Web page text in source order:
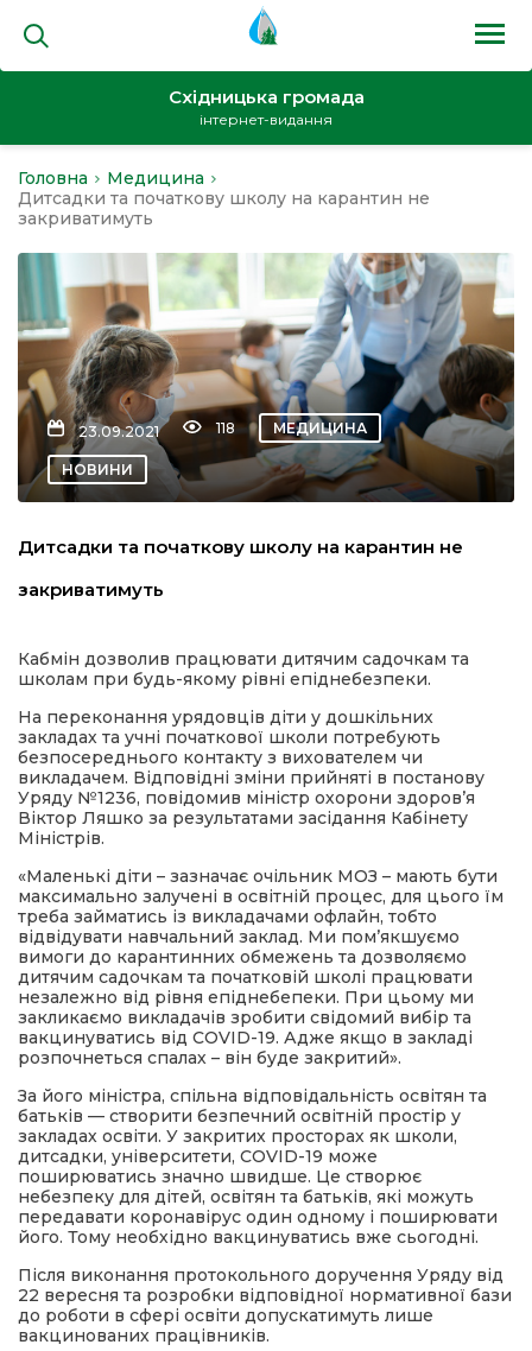
Східницька громада
інтернет-видання
Головна
Медицина
Дитсадки та початкову школу на карантин не
закриватимуть
23.09.2021 118 МЕДИЦИНА
НОВИНИ
Дитсадки та початкову школу на карантин не
закриватимуть
Кабмін дозволив працювати дитячим садочкам та
школам при будь-якому рівні епіднебезпеки.
На переконання урядовців діти у дошкільних
закладах та учні початкової школи потребують
безпосереднього контакту з вихователем чи
викладачем. Відповідні зміни прийняті в постанову
Уряду №1236, повідомив міністр охорони здоров’я
Віктор Ляшко за результатами засідання Кабінету
Міністрів.
«Маленькі діти – зазначає очільник МОЗ – мають бути
максимально залучені в освітній процес, для цього їм
треба займатись із викладачами офлайн, тобто
відвідувати навчальний заклад. Ми пом’якшуємо
вимоги до карантинних обмежень та дозволяємо
дитячим садочкам та початковій школі працювати
незалежно від рівня епіднебепеки. При цьому ми
закликаємо викладачів зробити свідомий вибір та
вакцинуватись від COVID-19. Адже якщо в закладі
розпочнеться спалах – він буде закритий».
За його міністра, спільна відповідальність освітян та
батьків — створити безпечний освітній простір у
закладах освіти. У закритих просторах як школи,
дитсадки, університети, COVID-19 може
поширюватись значно швидше. Це створює
небезпеку для дітей, освітян та батьків, які можуть
передавати коронавірус один одному і поширювати
його. Тому необхідно вакцинуватись вже сьогодні.
Після виконання протокольного доручення Уряду від
22 вересня та розробки відповідної нормативної бази
до роботи в сфері освіти допускатимуть лише
вакцинованих працівників.